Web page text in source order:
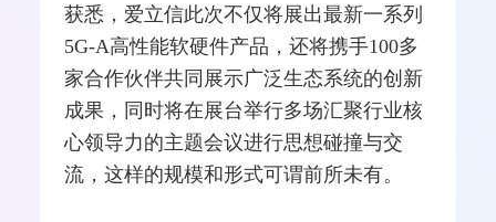
获悉，爱立信此次不仅将展出最新一系列
5G-A高性能软硬件产品，还将携手100多
家合作伙伴共同展示广泛生态系统的创新
成果，同时将在展台举行多场汇聚行业核
心领导力的主题会议进行思想碰撞与交
流，这样的规模和形式可谓前所未有。